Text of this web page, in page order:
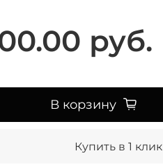
руб.
В корзину
Купить в 1 клик